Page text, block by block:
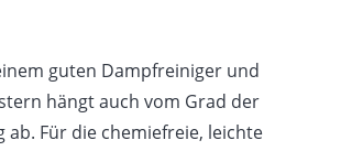
guten Dampfreiniger und
hängt auch vom Grad der
ab. Für die chemiefreie, leichte